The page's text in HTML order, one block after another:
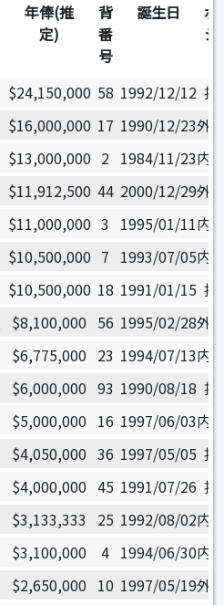
年俸(推
定)
背
番
号
誕生日
ポ
シ
$24,150,000 58 1992/12/12 投
$16,000,000 17 1990/12/23外
$13,000,000 2 1984/11/23内
$11,912,500 44 2000/12/29外
$11,000,000 3 1995/01/11内
$10,500,000 7 1993/07/05内
$10,500,000 18 1991/01/15 捕
$8,100,000 56 1995/02/28外
$6,775,000 23 1994/07/13内
$6,000,000 93 1990/08/18 投
$5,000,000 16 1997/06/03内
$4,050,000 36 1997/05/05 投
$4,000,000 45 1991/07/26 投
$3,133,333 25 1992/08/02内
$3,100,000 4 1994/06/30内
$2,650,000 10 1997/05/19外